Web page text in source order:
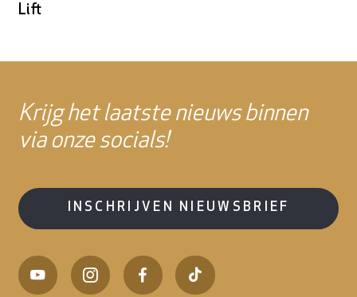
Lift
Krijg het laatste nieuws binnen
via onze socials!
INSCHRIJVEN NIEUWSBRIEF